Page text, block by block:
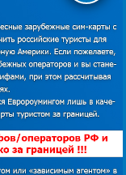
Я
то
с белыми
обычным
оно